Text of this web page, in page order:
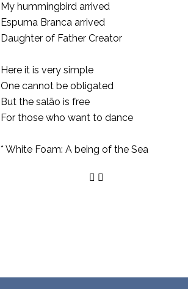
My hummingbird arrived
Espuma Branca arrived
Daughter of Father Creator
Here it is very simple
One cannot be obligated
But the salão is free
For those who want to dance
* White Foam: A being of the Sea